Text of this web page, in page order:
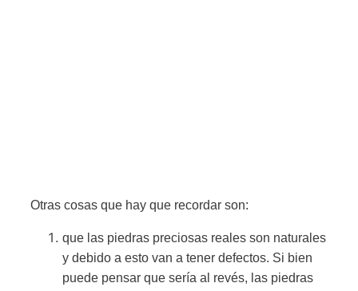
Otras cosas que hay que recordar son:
que las piedras preciosas reales son naturales
y debido a esto van a tener defectos. Si bien
puede pensar que sería al revés, las piedras